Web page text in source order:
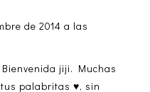
de 2014 a las
Bienvenida jiji. Muchas
palabritas ♥, sin